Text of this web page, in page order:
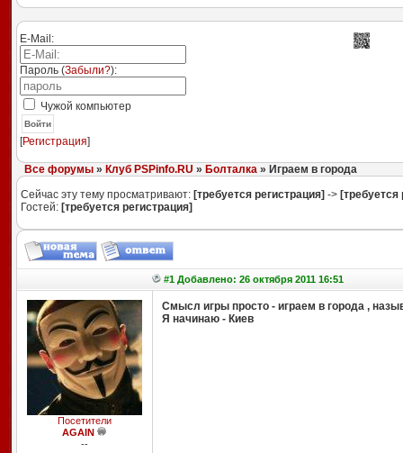
E-Mail:
Пароль (Забыли?):
Чужой компьютер
Войти
[Регистрация]
Все форумы» Клуб PSPinfo.RU » Болталка» Играем в города
Сейчас эту тему просматривают: [требуется регистрация] -> [требуется
Гостей: [требуется регистрация]
#1 Добавлено: 26 октября 2011 16:51
Посетители
AGAIN
--
Смысл игры просто - играем в города ,
Я начинаю - Киев